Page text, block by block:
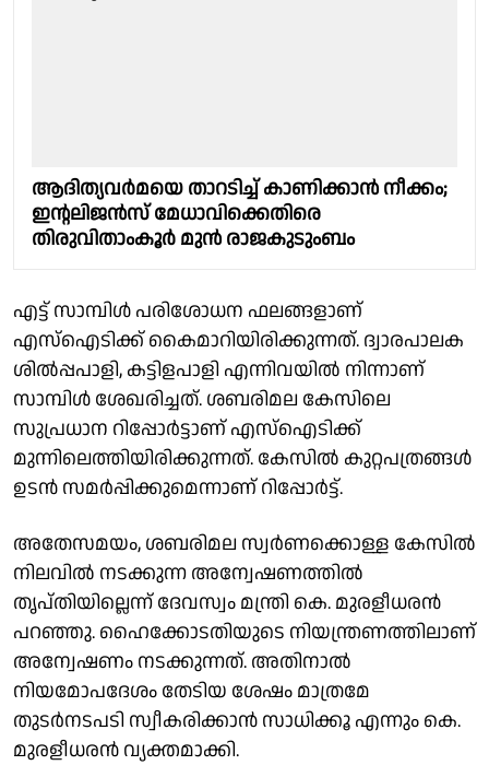
ആദിത്യവർമയെ താറടിച്ച് കാണിക്കാൻ നീക്കം;
ഇൻ്റലിജൻസ് മേധാവിക്കെതിരെ
തിരുവിതാംകൂർ മുൻ രാജകുടുംബം
എട്ട് സാമ്പിൾ പരിശോധന ഫലങ്ങളാണ്
എസ്ഐടിക്ക് കൈമാറിയിരിക്കുന്നത്. ദ്വാരപാലക
ശിൽപ്പപാളി, കട്ടിളപാളി എന്നിവയിൽ നിന്നാണ്
സാമ്പിൾ ശേഖരിച്ചത്. ശബരിമല കേസിലെ
സുപ്രധാന റിപ്പോർട്ടാണ് എസ്ഐടിക്ക്
മുന്നിലെത്തിയിരിക്കുന്നത്. കേസിൽ കുറ്റപത്രങ്ങൾ
ഉടൻ സമർപ്പിക്കുമെന്നാണ് റിപ്പോർട്ട്.
അതേസമയം, ശബരിമല സ്വർണക്കൊള്ള കേസിൽ
നിലവിൽ നടക്കുന്ന അന്വേഷണത്തിൽ
തൃപ്തിയില്ലെന്ന് ദേവസ്വം മന്ത്രി കെ. മുരളീധരൻ
പറഞ്ഞു. ഹൈക്കോടതിയുടെ നിയന്ത്രണത്തിലാണ്
അന്വേഷണം നടക്കുന്നത്. അതിനാൽ
നിയമോപദേശം തേടിയ ശേഷം മാത്രമേ
തുടർനടപടി സ്വീകരിക്കാൻ സാധിക്കൂ എന്നും കെ.
മുരളീധരൻ വ്യക്തമാക്കി.